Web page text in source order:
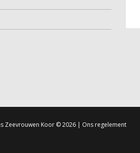
Zeevrouwen Koor© 2026 | Ons regelement